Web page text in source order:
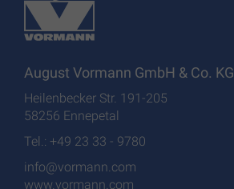
August Vormann GmbH & Co. KG
Heilenbecker Str. 191-205
58256 Ennepetal
Tel.: +49 23 33 - 9780
info@vormann.com
www.vormann.com